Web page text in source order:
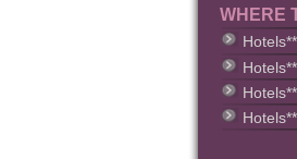
WHERE
Hotels**